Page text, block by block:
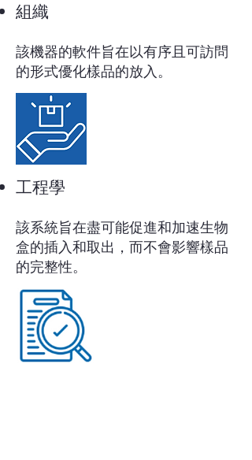
組織
該機器的軟件旨在以有序且可訪問
的形式優化樣品的放入。
工程學
該系統旨在盡可能促進和加速生物
盒的插入和取出，而不會影響樣品
的完整性。